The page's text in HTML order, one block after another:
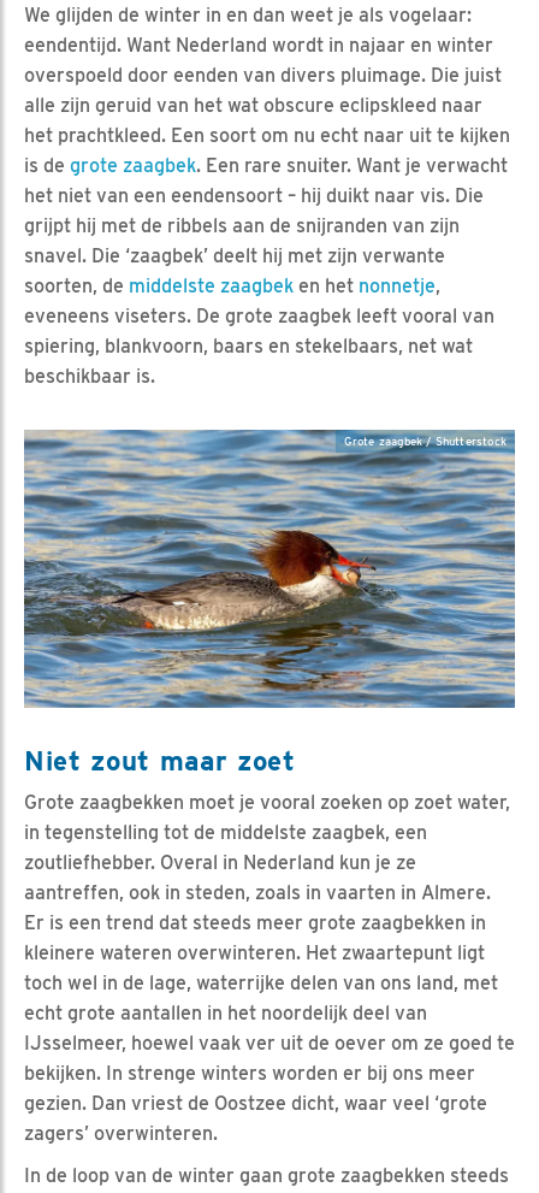
We glijden de winter in en dan weet je als vogelaar:
eendentijd. Want Nederland wordt in najaar en winter
overspoeld door eenden van divers pluimage. Die juist
alle zijn geruid van het wat obscure eclipskleed naar
het prachtkleed. Een soort om nu echt naar uit te kijken
is de grote zaagbek. Een rare snuiter. Want je verwacht
het niet van een eendensoort – hij duikt naar vis. Die
grijpt hij met de ribbels aan de snijranden van zijn
snavel. Die ‘zaagbek’ deelt hij met zijn verwante
soorten, de middelste zaagbek en het nonnetje,
eveneens viseters. De grote zaagbek leeft vooral van
spiering, blankvoorn, baars en stekelbaars, net wat
beschikbaar is.
Grote zaagbek / Shutterstock
Niet zout maar zoet
Grote zaagbekken moet je vooral zoeken op zoet water,
in tegenstelling tot de middelste zaagbek, een
zoutliefhebber. Overal in Nederland kun je ze
aantreffen, ook in steden, zoals in vaarten in Almere.
Er is een trend dat steeds meer grote zaagbekken in
kleinere wateren overwinteren. Het zwaartepunt ligt
toch wel in de lage, waterrijke delen van ons land, met
echt grote aantallen in het noordelijk deel van
IJsselmeer, hoewel vaak ver uit de oever om ze goed te
bekijken. In strenge winters worden er bij ons meer
gezien. Dan vriest de Oostzee dicht, waar veel ‘grote
zagers’ overwinteren.
In de loop van de winter gaan grote zaagbekken steeds